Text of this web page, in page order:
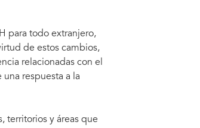
para todo extranjero,
de estos cambios,
relacionadas con el
respuesta a la
territorios y áreas que